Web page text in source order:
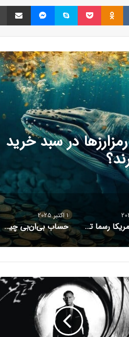
VKontakte
Odnoklassniki پاکت اسکایپ مسنجر اشتراک گذاری با ایمیل
یا تهدیدی برای
حساب بی‌ان‌بی چین هک شد؛ مراقب میم‌کوین‌های تقلبی و لینک‌های فیشینگ باشید!
1 اکتبر 2025
حساب بی‌ان‌بی چین هک شد؛ مراقب میم‌کوین‌های تقلبی و لینک‌های فیشینگ باشید!